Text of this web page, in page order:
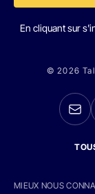
En cliquant sur
© 2026
MIEUX NOUS